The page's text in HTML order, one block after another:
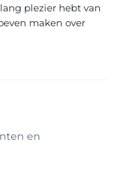
plezier hebt van
maken over
en